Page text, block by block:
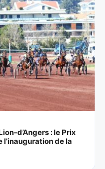
d’Angers : le Prix
de la